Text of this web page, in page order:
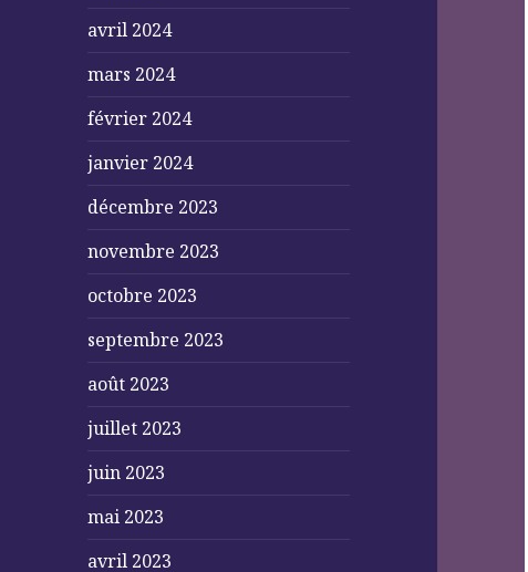
avril 2024
mars 2024
février 2024
janvier 2024
décembre 2023
novembre 2023
octobre 2023
septembre 2023
août 2023
juillet 2023
juin 2023
mai 2023
avril 2023